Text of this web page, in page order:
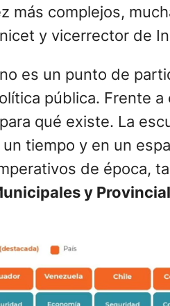
más complejos,
y vicerrector de
es un punto de
pública. Frente
qué existe. La
tiempo y en un
de época,
y